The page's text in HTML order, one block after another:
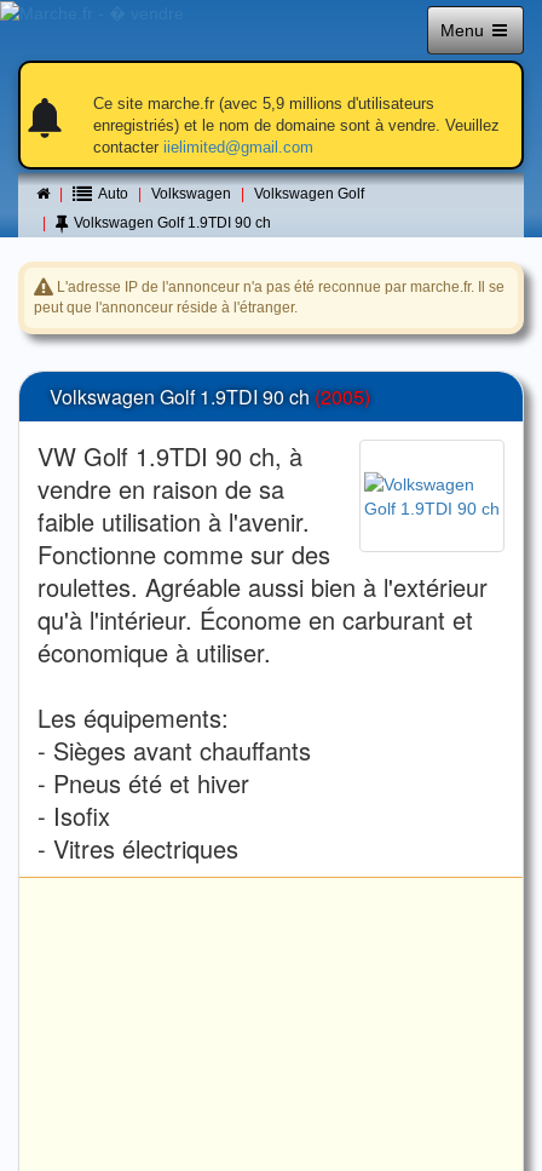
Menu
notifications_active
notifications
notifications
Ce site marche.fr (avec 5,9 millions d'utilisateurs
enregistriés) et le nom de domaine sont à vendre. Veuillez
contacter iielimited@gmail.com
Auto Volkswagen
Volkswagen Golf
Volkswagen Golf 1.9TDI 90 ch
Petite annonce
L'adresse IP de l'annonceur n'a pas été reconnue par marche.fr. Il se
peut que l'annonceur réside à l'étranger.
Volkswagen Golf 1.9TDI 90 ch(2005)
VW Golf 1.9TDI 90 ch, à
vendre en raison de sa
faible utilisation à l'avenir.
Fonctionne comme sur des
roulettes. Agréable aussi bien à l'extérieur
qu'à l'intérieur. Économe en carburant et
économique à utiliser.
Les équipements:
- Sièges avant chauffants
- Pneus été et hiver
- Isofix
- Vitres électriques